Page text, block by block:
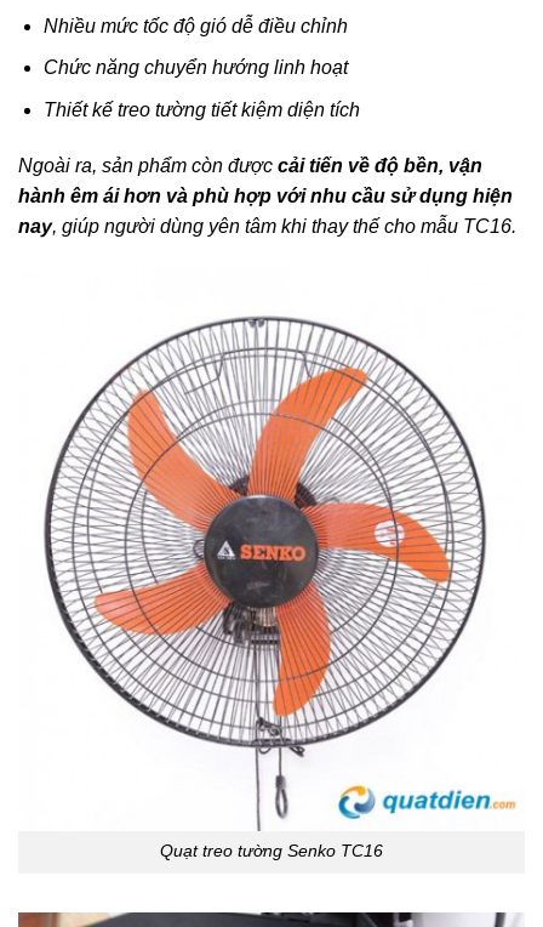
Nhiều mức tốc độ gió dễ điều chỉnh
Chức năng chuyển hướng linh hoạt
Thiết kế treo tường tiết kiệm diện tích
Ngoài ra, sản phẩm còn được cải tiến về độ bền, vận
hành êm ái hơn và phù hợp với nhu cầu sử dụng hiện
nay, giúp người dùng yên tâm khi thay thế cho mẫu TC16.
Quạt treo tường Senko TC16